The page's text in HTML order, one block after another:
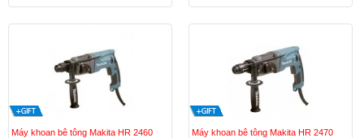
Máy khoan bê tông Makita HR 2460 Máy khoan bê tông Makita HR 2470